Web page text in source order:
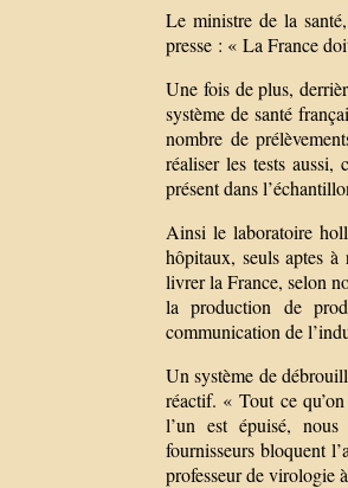
Le ministre de la
presse : « La France
Une fois de plus,
système de santé
nombre de
réaliser les tests
présent dans
Ainsi le laboratoire
hôpitaux, seuls aptes à
livrer la France, selon
la production de
communication de
Un système de
réactif. « Tout ce
l’un est épuisé, nous
fournisseurs bloquent
professeur de virologie